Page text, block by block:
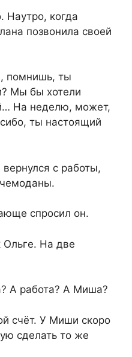
Наутро, когда
позвонила своей
помнишь, ты
Мы бы хотели
На неделю, может,
ты настоящий
с работы,
спросил он.
На две
А работа? А Миша?
счёт. У Миши скоро
сделать то же